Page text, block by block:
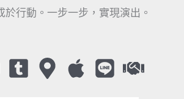
於行動。一步一步，實現演出。